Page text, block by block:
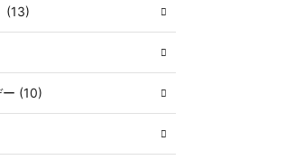
(13)
(10)